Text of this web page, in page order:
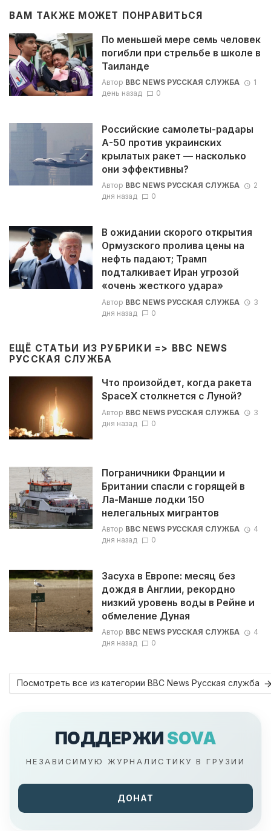
ВАМ ТАКЖЕ МОЖЕТ ПОНРАВИТЬСЯ
По меньшей мере семь человек
погибли при стрельбе в школе в
Таиланде
Автор BBC NEWS РУССКАЯ СЛУЖБА
1
день назад
0
Российские самолеты-радары
А-50 против украинских
крылатых ракет — насколько
они эффективны?
Автор BBC NEWS РУССКАЯ СЛУЖБА
2
дня назад
0
В ожидании скорого открытия
Ормузского пролива цены на
нефть падают; Трамп
подталкивает Иран угрозой
«очень жесткого удара»
Автор BBC NEWS РУССКАЯ СЛУЖБА
3
дня назад
0
ЕЩЁ СТАТЬИ ИЗ РУБРИКИ => BBC NEWS
РУССКАЯ СЛУЖБА
Что произойдет, когда ракета
SpaceX столкнется с Луной?
Автор BBC NEWS РУССКАЯ СЛУЖБА
3
дня назад
0
Пограничники Франции и
Британии спасли с горящей в
Ла-Манше лодки 150
нелегальных мигрантов
Автор BBC NEWS РУССКАЯ СЛУЖБА
4
дня назад
0
Засуха в Европе: месяц без
дождя в Англии, рекордно
низкий уровень воды в Рейне и
обмеление Дуная
Автор BBC NEWS РУССКАЯ СЛУЖБА
4
дня назад
0
Посмотреть все из категории BBC News Русская служба
ПОДДЕРЖИ SOVA
НЕЗАВИСИМУЮ ЖУРНАЛИСТИКУ В ГРУЗИИ
ДОНАТ